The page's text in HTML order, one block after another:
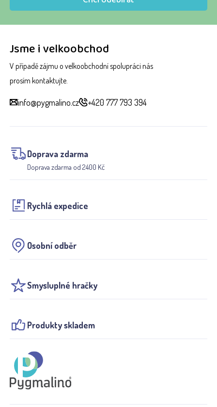
Jsme i velkoobchod
V případě zájmu o velkoobchodní spolupráci nás
prosím kontaktujte.
info@pygmalino.cz +420 777 793 394
Doprava zdarma
Doprava zdarma od 2400 Kč
Rychlá expedice
Osobní odběr
Smysluplné hračky
Produkty skladem